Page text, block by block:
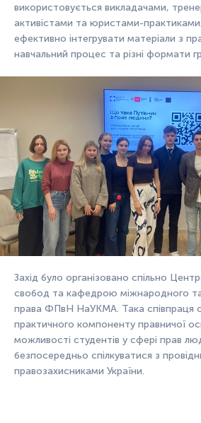
використовується викладачами,
активістами та юристами-
ефективно інтегрувати матеріали з
навчальний процес та різні формати
Захід було організовано спільно
свобод та кафедрою міжнародного
права ФПвН НаУКМА. Така співпраця
практичного компоненту правничої
можливості студентів у сфері прав
безпосередньо спілкуватися з
правозахисниками України.